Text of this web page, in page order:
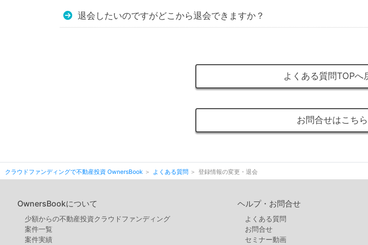
退会したいのですがどこから退会できますか？
よくある質問TOPへ
お問合せはこちら
クラウドファンディングで不動産投資 OwnersBook よくある質問 登録情報の変更・退会
OwnersBookについて
少額からの不動産投資クラウドファンディング
案件⼀覧
案件実績
ヘルプ・お問合せ
よくある質問
お問合せ
セミナー動画